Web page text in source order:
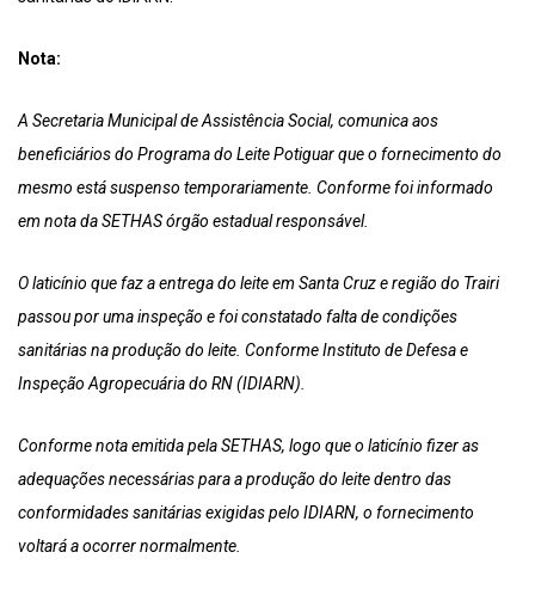
Nota:
A Secretaria Municipal de Assistência Social, comunica aos
beneficiários do Programa do Leite Potiguar que o fornecimento do
mesmo está suspenso temporariamente. Conforme foi informado
em nota da SETHAS órgão estadual responsável.
O laticínio que faz a entrega do leite em Santa Cruz e região do Trairi
passou por uma inspeção e foi constatado falta de condições
sanitárias na produção do leite. Conforme Instituto de Defesa e
Inspeção Agropecuária do RN (IDIARN).
Conforme nota emitida pela SETHAS, logo que o laticínio fizer as
adequações necessárias para a produção do leite dentro das
conformidades sanitárias exigidas pelo IDIARN, o fornecimento
voltará a ocorrer normalmente.